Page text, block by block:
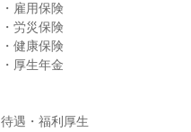
・雇用保険
・労災保険
・健康保険
・厚生年金
待遇・福利厚生